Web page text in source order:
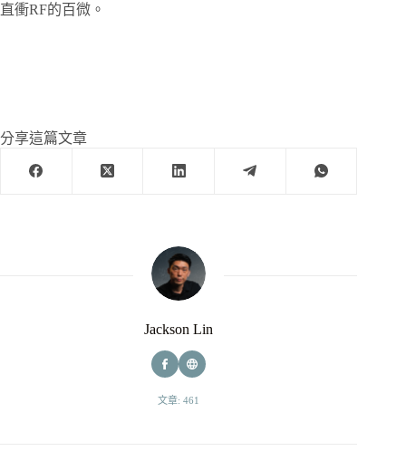
直衝RF的百微。
分享這篇文章
Jackson Lin
文章: 461